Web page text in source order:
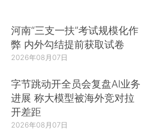
河南“三支一扶”考试规模化作
弊 内外勾结提前获取试卷
2026年08月07日
字节跳动开全员会复盘AI业务
进展 称大模型被海外竞对拉
开差距
2026年08月07日